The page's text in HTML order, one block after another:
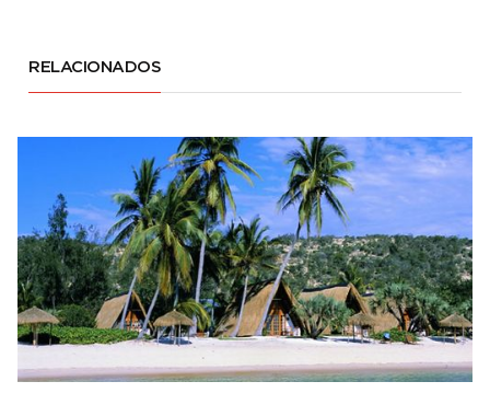
RELACIONADOS